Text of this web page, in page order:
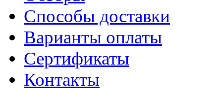
Способы доставки
Варианты оплаты
Сертификаты
Контакты